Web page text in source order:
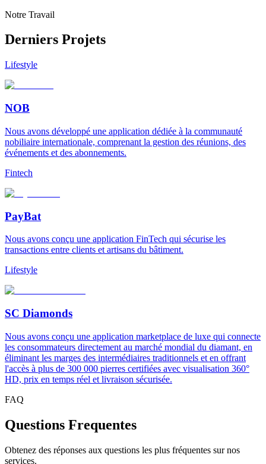
Notre Travail
Derniers Projets
Lifestyle
NOB
Nous avons développé une application dédiée à la communauté
nobiliaire internationale, comprenant la gestion des réunions, des
événements et des abonnements.
Fintech
PayBat
Nous avons conçu une application FinTech qui sécurise les
transactions entre clients et artisans du bâtiment.
Lifestyle
SC Diamonds
Nous avons conçu une application marketplace de luxe qui connecte
les consommateurs directement au marché mondial du diamant, en
éliminant les marges des intermédiaires traditionnels et en offrant
l'accès à plus de 300 000 pierres certifiées avec visualisation 360°
HD, prix en temps réel et livraison sécurisée.
FAQ
Questions Frequentes
Obtenez des réponses aux questions les plus fréquentes sur nos
services.